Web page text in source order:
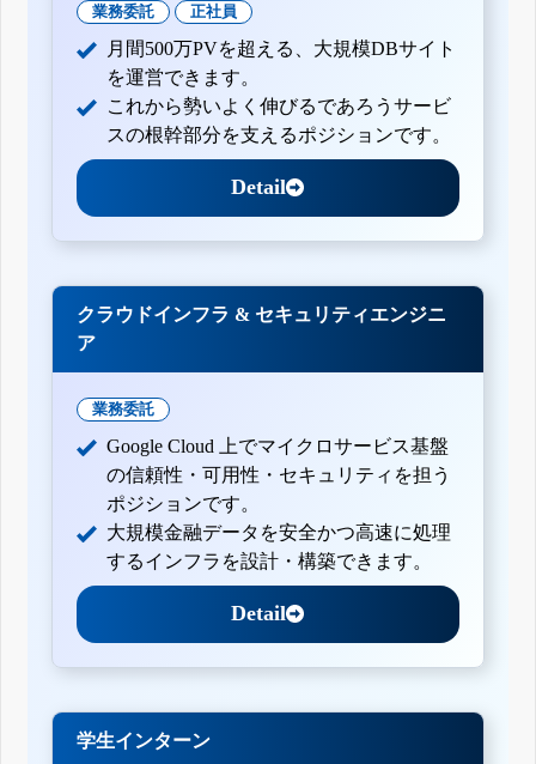
業務委託 正社員
月間500万PVを超える、大規模DBサイト
を運営できます。
これから勢いよく伸びるであろうサービ
スの根幹部分を支えるポジションです。
Detail
クラウドインフラ & セキュリティエンジニ
ア
業務委託
Google Cloud 上でマイクロサービス基盤
の信頼性・可用性・セキュリティを担う
ポジションです。
大規模金融データを安全かつ高速に処理
するインフラを設計・構築できます。
Detail
学生インターン